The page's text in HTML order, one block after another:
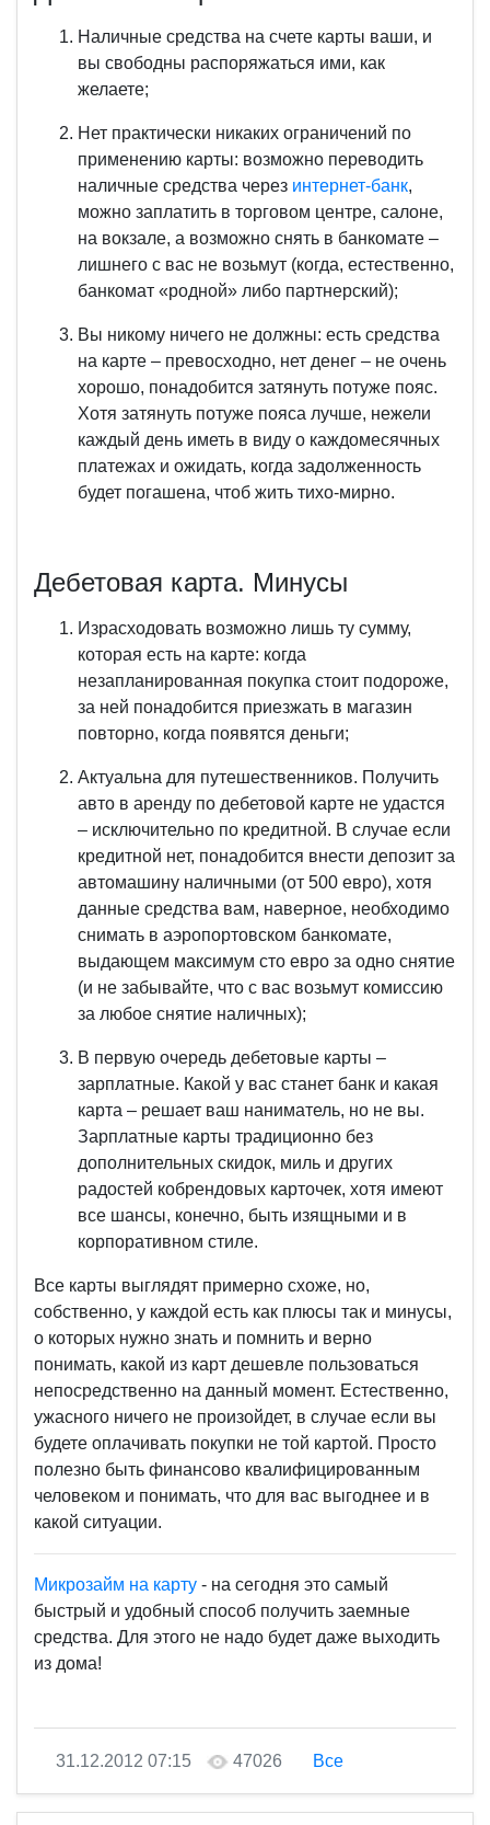
Наличные средства на счете карты ваши, и
вы свободны распоряжаться ими, как
желаете;
Нет практически никаких ограничений по
применению карты: возможно переводить
наличные средства через интернет-банк,
можно заплатить в торговом центре, салоне,
на вокзале, а возможно снять в банкомате –
лишнего с вас не возьмут (когда, естественно,
банкомат «родной» либо партнерский);
Вы никому ничего не должны: есть средства
на карте – превосходно, нет денег – не очень
хорошо, понадобится затянуть потуже пояс.
Хотя затянуть потуже пояса лучше, нежели
каждый день иметь в виду о каждомесячных
платежах и ожидать, когда задолженность
будет погашена, чтоб жить тихо-мирно.
Дебетовая карта. Минусы
Израсходовать возможно лишь ту сумму,
которая есть на карте: когда
незапланированная покупка стоит подороже,
за ней понадобится приезжать в магазин
повторно, когда появятся деньги;
Актуальна для путешественников. Получить
авто в аренду по дебетовой карте не удастся
– исключительно по кредитной. В случае если
кредитной нет, понадобится внести депозит за
автомашину наличными (от 500 евро), хотя
данные средства вам, наверное, необходимо
снимать в аэропортовском банкомате,
выдающем максимум сто евро за одно снятие
(и не забывайте, что с вас возьмут комиссию
за любое снятие наличных);
В первую очередь дебетовые карты –
зарплатные. Какой у вас станет банк и какая
карта – решает ваш наниматель, но не вы.
Зарплатные карты традиционно без
дополнительных скидок, миль и других
радостей кобрендовых карточек, хотя имеют
все шансы, конечно, быть изящными и в
корпоративном стиле.
Все карты выглядят примерно схоже, но,
собственно, у каждой есть как плюсы так и минусы,
о которых нужно знать и помнить и верно
понимать, какой из карт дешевле пользоваться
непосредственно на данный момент. Естественно,
ужасного ничего не произойдет, в случае если вы
будете оплачивать покупки не той картой. Просто
полезно быть финансово квалифицированным
человеком и понимать, что для вас выгоднее и в
какой ситуации.
Микрозайм на карту - на сегодня это самый
быстрый и удобный способ получить заемные
средства. Для этого не надо будет даже выходить
из дома!
31.12.2012 07:15 47026 Все